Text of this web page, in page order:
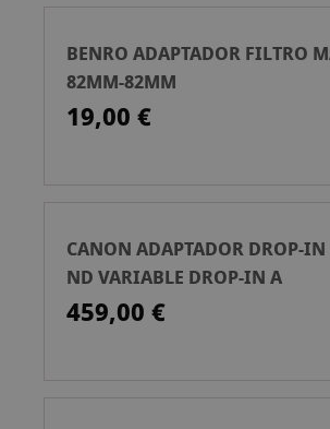
BENRO ADAPTADOR FILTRO
82MM-82MM
19,00 €
CANON ADAPTADOR DROP-IN
ND VARIABLE DROP-IN A
459,00 €